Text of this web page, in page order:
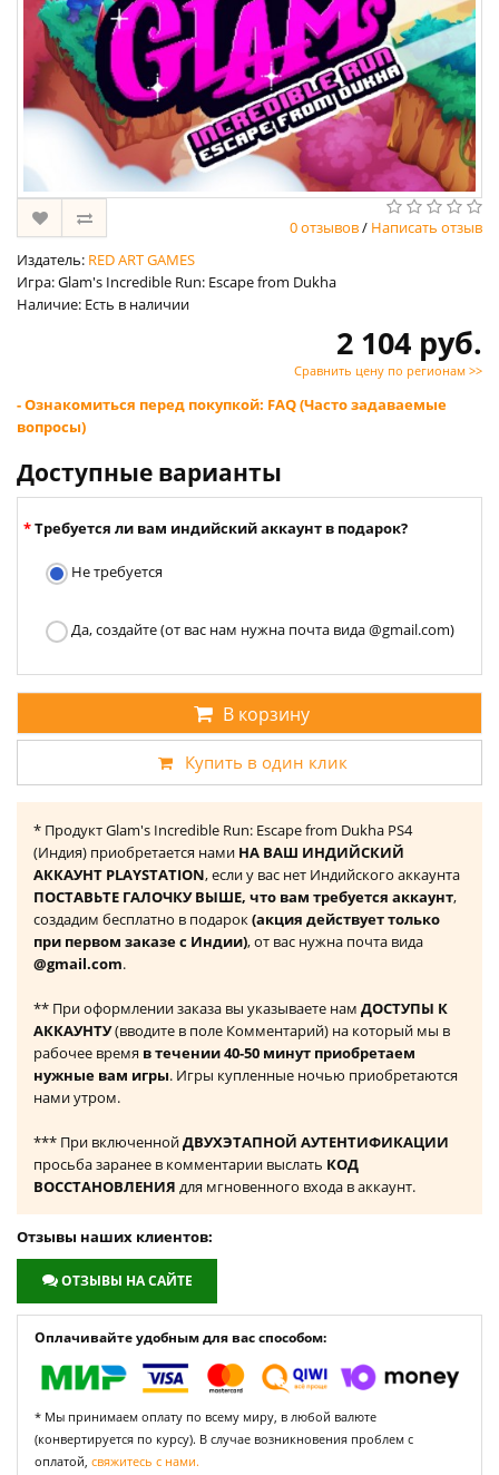
0 отзывов/ Написать отзыв
Издатель: RED ART GAMES
Игра: Glam's Incredible Run: Escape from Dukha
Наличие: Есть в наличии
2 104 руб.
Сравнить цену по регионам >>
- Ознакомиться перед покупкой: FAQ (Часто задаваемые
вопросы)
Доступные варианты
Требуется ли вам индийский аккаунт в подарок?
Не требуется
Да, создайте (от вас нам нужна почта вида @gmail.com)
В корзину
Купить в один клик
* Продукт Glam's Incredible Run: Escape from Dukha PS4
(Индия) приобретается нами НА ВАШ ИНДИЙСКИЙ
АККАУНТ PLAYSTATION, если у вас нет Индийского аккаунта
ПОСТАВЬТЕ ГАЛОЧКУ ВЫШЕ, что вам требуется аккаунт,
создадим бесплатно в подарок(акция действует только
при первом заказе с Индии), от вас нужна почта вида
@gmail.com.
** При оформлении заказа вы указываете нам ДОСТУПЫ К
АККАУНТУ(вводите в поле Комментарий) на который мы в
рабочее время в течении 40-50 минут приобретаем
нужные вам игры. Игры купленные ночью приобретаются
нами утром.
*** При включеннойДВУХЭТАПНОЙ АУТЕНТИФИКАЦИИ
просьба заранее в комментарии выслать КОД
ВОССТАНОВЛЕНИЯ для мгновенного входа в аккаунт.
Отзывы наших клиентов:
ОТЗЫВЫ НА САЙТЕ
Оплачивайте удобным для вас способом:
* Мы принимаем оплату по всему миру, в любой валюте
(конвертируется по курсу). В случае возникновения проблем с
оплатой, свяжитесь с нами.